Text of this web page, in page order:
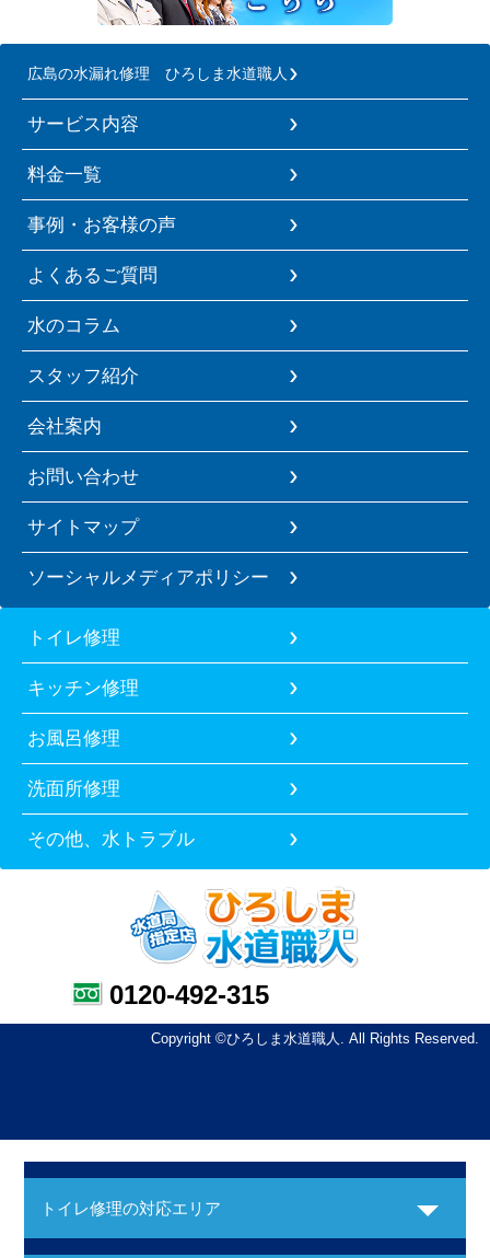
広島の水漏れ修理 ひろしま水道職人
サービス内容
料金一覧
事例・お客様の声
よくあるご質問
水のコラム
スタッフ紹介
会社案内
お問い合わせ
サイトマップ
ソーシャルメディアポリシー
トイレ修理
キッチン修理
お風呂修理
洗面所修理
その他、水トラブル
0120-492-315
Copyright ©ひろしま水道職人. All Rights Reserved.
トイレ修理の対応エリア